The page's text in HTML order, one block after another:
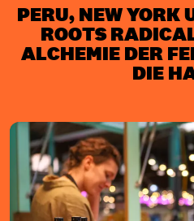
PERU, NEW YORK
ROOTS
ALCHEMIE DER
DIE